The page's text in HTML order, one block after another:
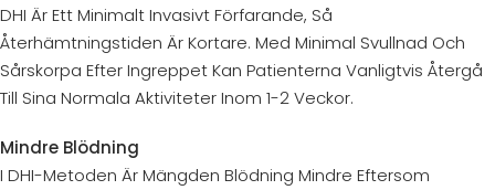
DHI Är Ett Minimalt Invasivt Förfarande, Så
Återhämtningstiden Är Kortare. Med Minimal Svullnad Och
Sårskorpa Efter Ingreppet Kan Patienterna Vanligtvis Återgå
Till Sina Normala Aktiviteter Inom 1-2 Veckor.
Mindre Blödning
I DHI-Metoden Är Mängden Blödning Mindre Eftersom